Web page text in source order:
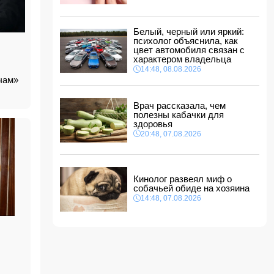
ФИФА выступила с заявлением на фоне
ВС РФ взяли под контроль Ивановку в
Харьковской области
14:04, 08.08.2026
14:00, 08.08.2026
Никол Пашинян позвонил Ильхаму Алиеву
12:48, 08.08.2026
СМИ: США ищут на Кубе фигуру для
повторения "венесуэльского сценария"
Белый, черный или яркий:
психолог объяснила, как
цвет автомобиля связан с
характером владельца
14:48, 08.08.2026
Врач рассказала, чем
полезны кабачки для
здоровья
20:48, 07.08.2026
Кинолог развеял миф о
собачьей обиде на хозяина
14:48, 07.08.2026